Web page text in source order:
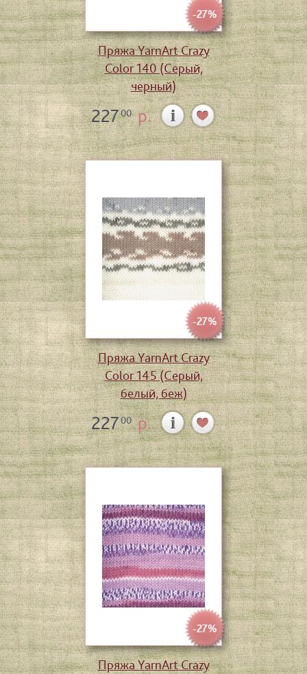
-27%
Пряжа YarnArt Crazy
Color 140 (Серый,
черный)
22700р.
-27%
Пряжа YarnArt Crazy
Color 145 (Серый,
белый, беж)
22700р.
-27%
Пряжа YarnArt Crazy